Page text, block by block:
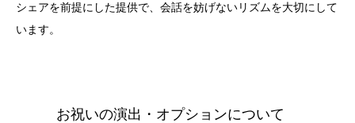
シェアを前提にした提供で、会話を妨げないリズムを大切にして
います。
お祝いの演出・オプションについて